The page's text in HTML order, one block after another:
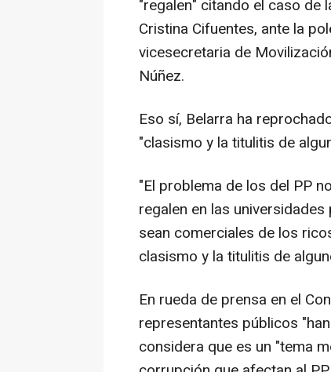
"regalen" citando el caso de
Cristina Cifuentes, ante la
vicesecretaria de
Núñez.
Eso sí, Belarra ha
"clasismo y la titulitis de
"El problema de los del PP
regalen en las
sean comerciales de los
clasismo y la titulitis de
En rueda de prensa en el
representantes públicos
considera que es un "tema